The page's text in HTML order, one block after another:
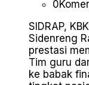
0
SIDRAP,
Sidenreng
prestasi
Tim guru
ke babak